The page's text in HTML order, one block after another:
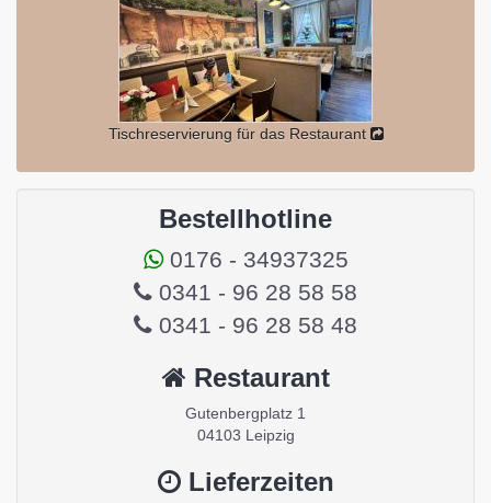
Tischreservierung für das Restaurant
Bestellhotline
0176 - 34937325
0341 - 96 28 58 58
0341 - 96 28 58 48
Restaurant
Gutenbergplatz 1
04103 Leipzig
Lieferzeiten